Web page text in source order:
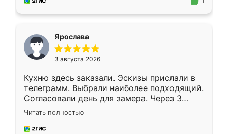
Ярослава
3 августа 2026
Кухню здесь заказали. Эскизы прислали в
телеграмм. Выбрали наиболее подходящий.
Согласовали день для замера. Через 3
недели кухня была уже готова. Остались
довольны работой. Спасибо Ренессанс
мебель за качественную работу!
Читать полностью